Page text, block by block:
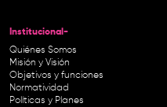
Institucional-
Quiénes Somos
Misión y Visión
Objetivos y funciones
Normatividad
Políticas y Planes